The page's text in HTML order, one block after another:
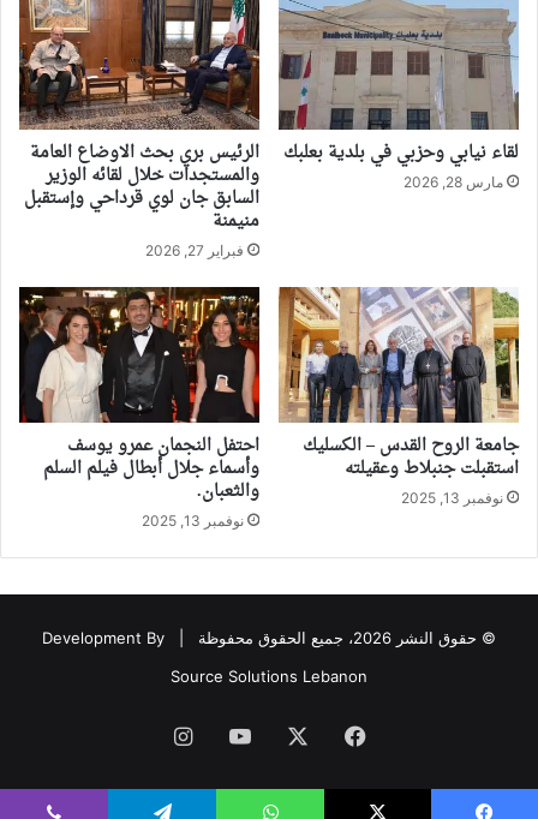
لقاء نيابي وحزبي في بلدية بعلبك
مارس 28, 2026
الرئيس بري بحث الاوضاع العامة
والمستجدات خلال لقائه الوزير
السابق جان لوي قرداحي وإستقبل
منيمنة
فبراير 27, 2026
جامعة الروح القدس – الكسليك
استقبلت جنبلاط وعقيلته
نوفمبر 13, 2025
احتفل النجمان عمرو يوسف
وأسماء جلال أبطال فيلم السلم
والثعبان.
نوفمبر 13, 2025
© حقوق النشر 2026، جميع الحقوق محفوظة |
Development By
Source Solutions Lebanon
فيسبوك ‫YouTubeانستقرام